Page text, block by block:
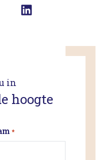
in
hoogte
*